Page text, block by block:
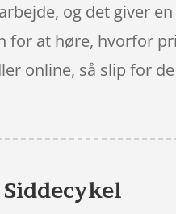
og det giver
for at høre, hvorfor
online, så slip for
Siddecykel